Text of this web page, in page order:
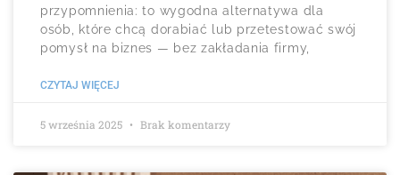
przypomnienia: to wygodna alternatywa dla
osób, które chcą dorabiać lub przetestować swój
pomysł na biznes — bez zakładania firmy,
CZYTAJ WIĘCEJ
5 września 2025 Brak komentarzy